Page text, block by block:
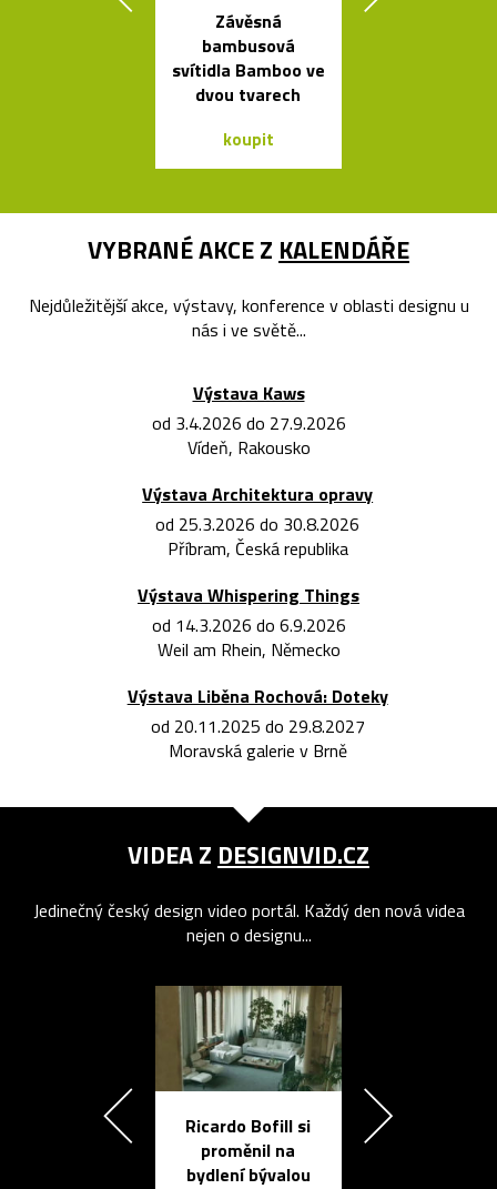
Závěsná
bambusová
svítidla Bamboo ve
dvou tvarech
koupit
VYBRANÉ AKCE Z KALENDÁŘE
Nejdůležitější akce, výstavy, konference v oblasti designu u
nás i ve světě...
Výstava Kaws
od 3.4.2026 do 27.9.2026
Vídeň, Rakousko
Výstava Architektura opravy
od 25.3.2026 do 30.8.2026
Příbram, Česká republika
Výstava Whispering Things
od 14.3.2026 do 6.9.2026
Weil am Rhein, Německo
Výstava Liběna Rochová: Doteky
od 20.11.2025 do 29.8.2027
Moravská galerie v Brně
VIDEA Z DESIGNVID.CZ
Jedinečný český design video portál. Každý den nová videa
nejen o designu...
Ricardo Bofill si
proměnil na
bydlení bývalou